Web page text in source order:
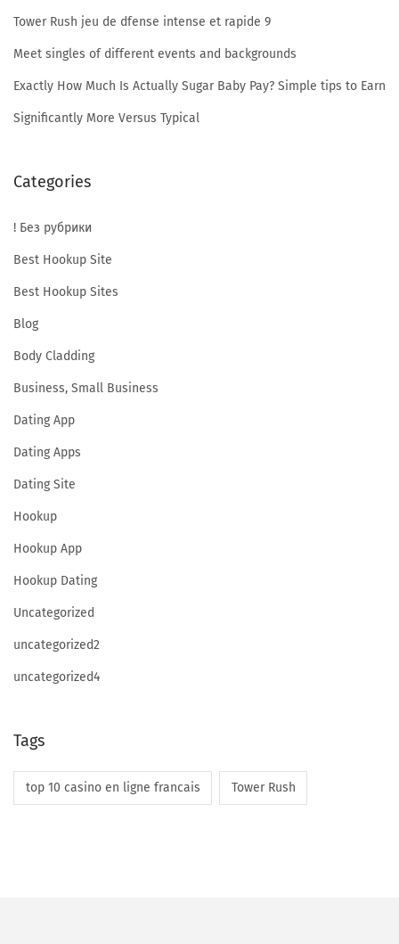
n
g
S
n
i
f
f
f
r
Tower Rush jeu de dfense intense et rapide 9
Meet singles of different events and backgrounds
Exactly How Much Is Actually Sugar Baby Pay? Simple tips to Earn
Significantly More Versus Typical
Categories
! Без рубрики
Best Hookup Site
Best Hookup Sites
Blog
Body Cladding
Business, Small Business
Dating App
Dating Apps
Dating Site
Hookup
Hookup App
Hookup Dating
Uncategorized
uncategorized2
uncategorized4
Tags
top 10 casino en ligne francais Tower Rush